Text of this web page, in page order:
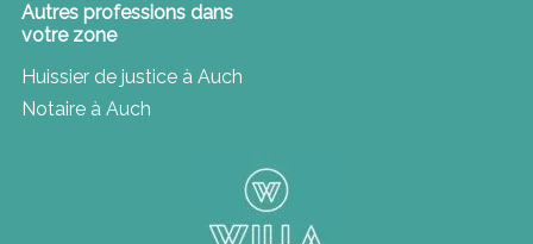
Autres professions dans
votre zone
Huissier de justice à Auch
Notaire à Auch